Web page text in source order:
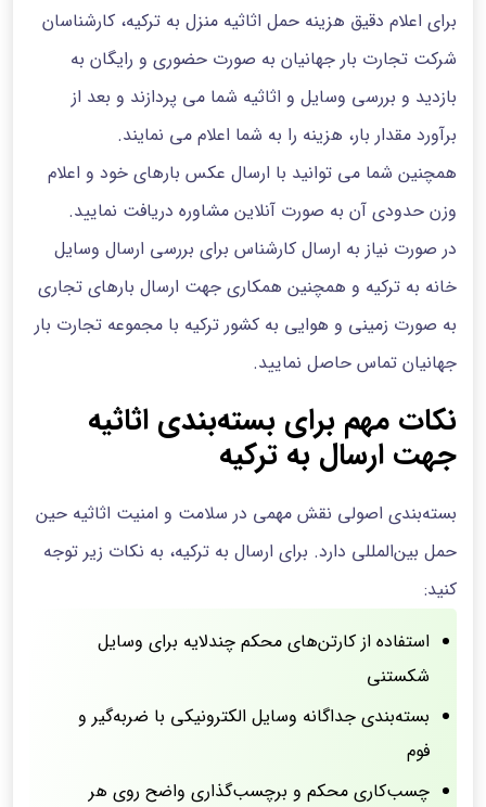
برای اعلام دقیق هزینه حمل اثاثیه منزل به ترکیه، کارشناسان
شرکت تجارت بار جهانیان به صورت حضوری و رایگان به
بازدید و بررسی وسایل و اثاثیه شما می پردازند و بعد از
برآورد مقدار بار، هزینه را به شما اعلام می نمایند.
همچنین شما می توانید با ارسال عکس بارهای خود و اعلام
وزن حدودی آن به صورت آنلاین مشاوره دریافت نمایید.
در صورت نیاز به ارسال کارشناس برای بررسی ارسال وسایل
خانه به ترکیه و همچنین همکاری جهت ارسال بارهای تجاری
به صورت زمینی و هوایی به کشور ترکیه با مجموعه تجارت بار
جهانیان تماس حاصل نمایید.
نکات مهم برای بسته‌بندی اثاثیه
جهت ارسال به ترکیه
بسته‌بندی اصولی نقش مهمی در سلامت و امنیت اثاثیه حین
حمل بین‌المللی دارد. برای ارسال به ترکیه، به نکات زیر توجه
کنید:
استفاده از کارتن‌های محکم چندلایه برای وسایل
شکستنی
بسته‌بندی جداگانه وسایل الکترونیکی با ضربه‌گیر و
فوم
چسب‌کاری محکم و برچسب‌گذاری واضح روی هر